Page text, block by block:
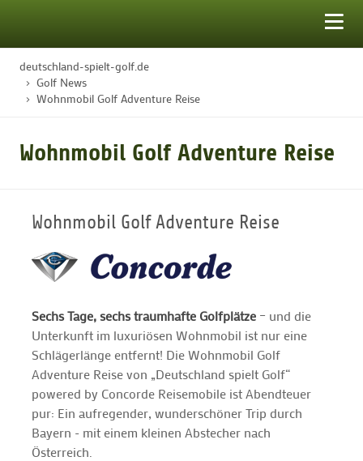
STARTSEITE
GOLF CARD
GOLF & WOMO
MALLORCA GOLFWOCHE
GOLF NEWS
deutschland-spielt-golf.de
Golf News
Wohnmobil Golf Adventure Reise
Wohnmobil Golf Adventure Reise
Wohnmobil Golf Adventure Reise
Sechs Tage, sechs traumhafte Golfplätze – und die
Unterkunft im luxuriösen Wohnmobil ist nur eine
Schlägerlänge entfernt! Die Wohnmobil Golf
Adventure Reise von „Deutschland spielt Golf“
powered by Concorde Reisemobile ist Abendteuer
pur: Ein aufregender, wunderschöner Trip durch
Bayern - mit einem kleinen Abstecher nach
Österreich.